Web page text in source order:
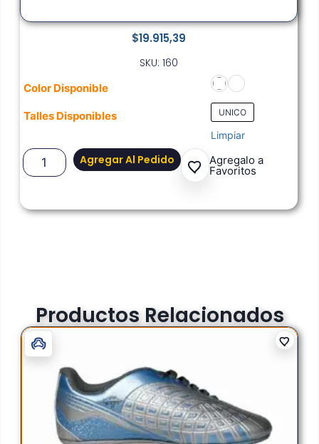
$19.915,39
SKU: 160
Color Disponible
Talles Disponibles UNICO
Limpiar
Agregar Al Pedido Agregalo a
Favoritos
Productos Relacionados